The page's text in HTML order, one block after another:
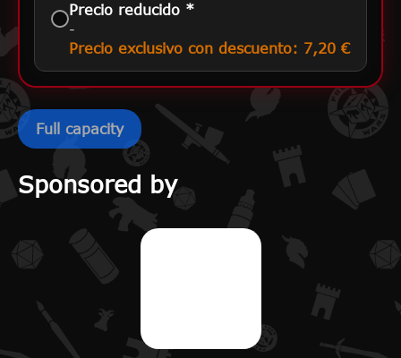
Precio reducido *
-
Precio exclusivo con descuento: 7,20 €
Sponsored by